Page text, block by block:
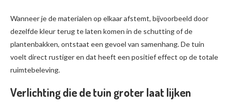
Wanneer je de materialen op elkaar afstemt, bijvoorbeeld door
dezelfde kleur terug te laten komen in de schutting of de
plantenbakken, ontstaat een gevoel van samenhang. De tuin
voelt direct rustiger en dat heeft een positief effect op de totale
ruimtebeleving.
Verlichting die de tuin groter laat lijken